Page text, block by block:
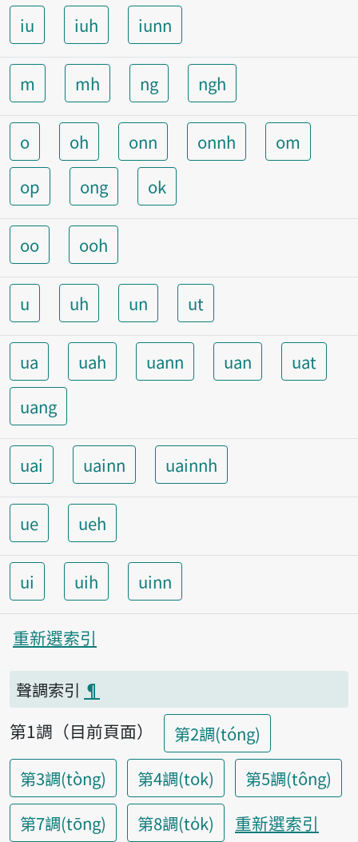
iu iuh iunn
m mh ng ngh
o oh onn onnh
om
op
ong ok
oo ooh
u uh un ut
ua uah uann uan
uat
uang
uai uainn uainnh
ue ueh
ui uih uinn
重新選索引
聲調索引 ¶
第1調（目前頁面）
第2調(tóng)
第3調(tòng)
第4調(tok)
第5調(tông)
第7調(tōng)
第8調(to̍k) 重新選索引